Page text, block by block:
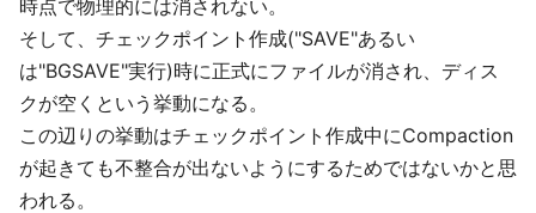
時点で物理的には消されない。
そして、チェックポイント作成("SAVE"あるい
は"BGSAVE"実行)時に正式にファイルが消され、ディス
クが空くという挙動になる。
この辺りの挙動はチェックポイント作成中にCompaction
が起きても不整合が出ないようにするためではないかと思
われる。